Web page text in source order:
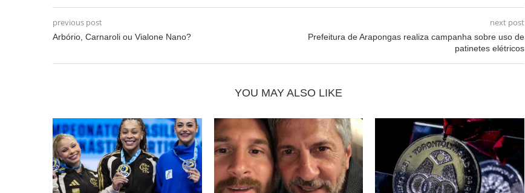
previous post
Arbório, Carnaroli ou Vialone Nano?
next post
Prefeitura de Arapongas realiza campanha sobre uso de
patinetes elétricos
YOU MAY ALSO LIKE